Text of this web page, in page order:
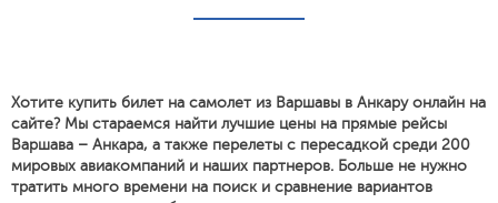
Хотите купить билет на самолет из Варшавы в Анкару онлайн на
сайте? Мы стараемся найти лучшие цены на прямые рейсы
Варшава – Анкара, а также перелеты с пересадкой среди 200
мировых авиакомпаний и наших партнеров. Больше не нужно
тратить много времени на поиск и сравнение вариантов